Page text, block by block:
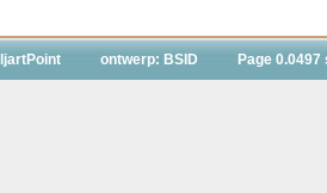
ontwerp: BSID Page 0.0497